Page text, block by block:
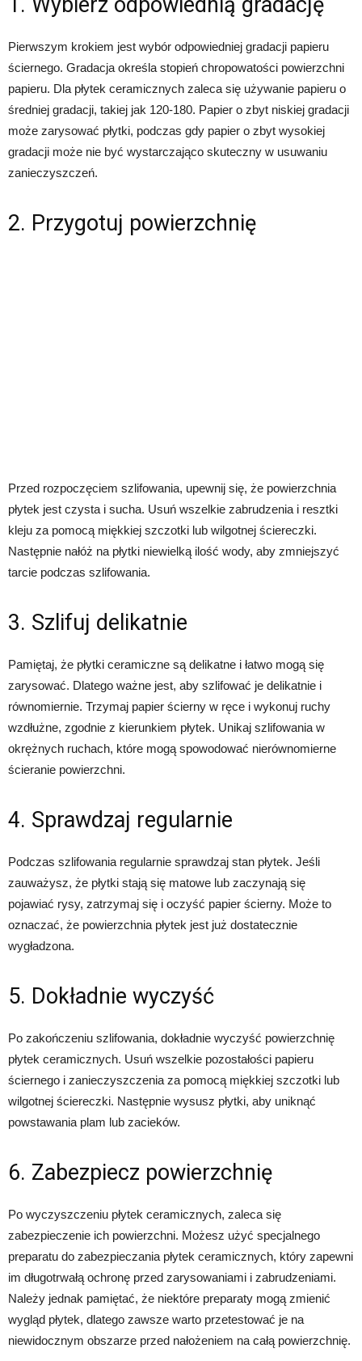
Pierwszym krokiem jest wybór odpowiedniej gradacji papieru
ściernego. Gradacja określa stopień chropowatości powierzchni
papieru. Dla płytek ceramicznych zaleca się używanie papieru o
średniej gradacji, takiej jak 120-180. Papier o zbyt niskiej gradacji
może zarysować płytki, podczas gdy papier o zbyt wysokiej
gradacji może nie być wystarczająco skuteczny w usuwaniu
zanieczyszczeń.
2. Przygotuj powierzchnię
Przed rozpoczęciem szlifowania, upewnij się, że powierzchnia
płytek jest czysta i sucha. Usuń wszelkie zabrudzenia i resztki
kleju za pomocą miękkiej szczotki lub wilgotnej ściereczki.
Następnie nałóż na płytki niewielką ilość wody, aby zmniejszyć
tarcie podczas szlifowania.
3. Szlifuj delikatnie
Pamiętaj, że płytki ceramiczne są delikatne i łatwo mogą się
zarysować. Dlatego ważne jest, aby szlifować je delikatnie i
równomiernie. Trzymaj papier ścierny w ręce i wykonuj ruchy
wzdłużne, zgodnie z kierunkiem płytek. Unikaj szlifowania w
okrężnych ruchach, które mogą spowodować nierównomierne
ścieranie powierzchni.
4. Sprawdzaj regularnie
Podczas szlifowania regularnie sprawdzaj stan płytek. Jeśli
zauważysz, że płytki stają się matowe lub zaczynają się
pojawiać rysy, zatrzymaj się i oczyść papier ścierny. Może to
oznaczać, że powierzchnia płytek jest już dostatecznie
wygładzona.
5. Dokładnie wyczyść
Po zakończeniu szlifowania, dokładnie wyczyść powierzchnię
płytek ceramicznych. Usuń wszelkie pozostałości papieru
ściernego i zanieczyszczenia za pomocą miękkiej szczotki lub
wilgotnej ściereczki. Następnie wysusz płytki, aby uniknąć
powstawania plam lub zacieków.
6. Zabezpiecz powierzchnię
Po wyczyszczeniu płytek ceramicznych, zaleca się
zabezpieczenie ich powierzchni. Możesz użyć specjalnego
preparatu do zabezpieczania płytek ceramicznych, który zapewni
im długotrwałą ochronę przed zarysowaniami i zabrudzeniami.
Należy jednak pamiętać, że niektóre preparaty mogą zmienić
wygląd płytek, dlatego zawsze warto przetestować je na
niewidocznym obszarze przed nałożeniem na całą powierzchnię.